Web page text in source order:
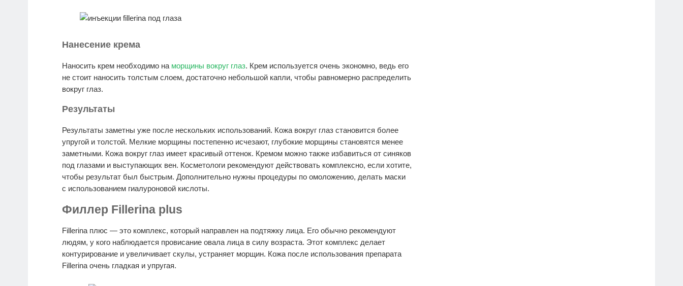
Нанесение крема
Наносить крем необходимо на морщины вокруг глаз. Крем используется очень экономно, ведь его
не стоит наносить толстым слоем, достаточно небольшой капли, чтобы равномерно распределить
вокруг глаз.
Результаты
Результаты заметны уже после нескольких использований. Кожа вокруг глаз становится более
упругой и толстой. Мелкие морщины постепенно исчезают, глубокие морщины становятся менее
заметными. Кожа вокруг глаз имеет красивый оттенок. Кремом можно также избавиться от синяков
под глазами и выступающих вен. Косметологи рекомендуют действовать комплексно, если хотите,
чтобы результат был быстрым. Дополнительно нужны процедуры по омоложению, делать маски
с использованием гиалуроновой кислоты.
Филлер Fillerina plus
Fillerina плюс — это комплекс, который направлен на подтяжку лица. Его обычно рекомендуют
людям, у кого наблюдается провисание овала лица в силу возраста. Этот комплекс делает
контурирование и увеличивает скулы, устраняет морщин. Кожа после использования препарата
Fillerina очень гладкая и упругая.